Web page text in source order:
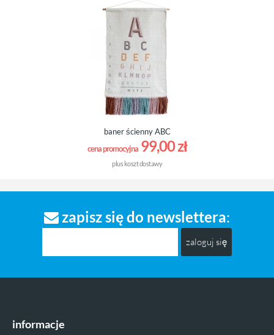
baner ścienny ABC
cena promocyjna99,00 zł
plus koszt dostawy
zapisz się do newslettera
zaloguj się
informacje